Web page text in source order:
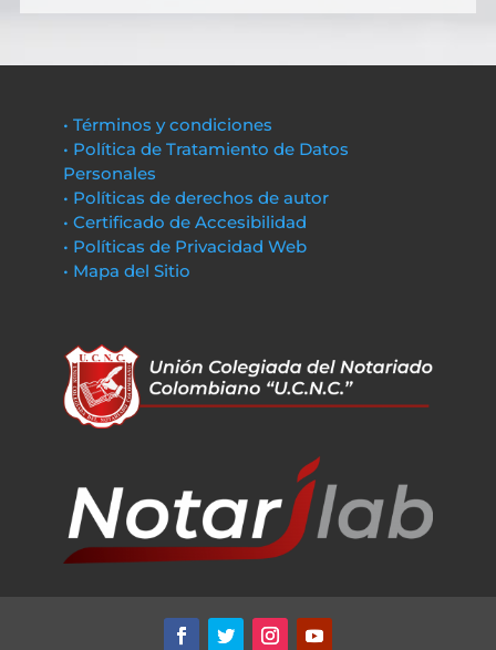
• Términos y condiciones
• Política de Tratamiento de Datos
Personales
• Políticas de derechos de autor
• Certificado de Accesibilidad
• Políticas de Privacidad Web
• Mapa del Sitio